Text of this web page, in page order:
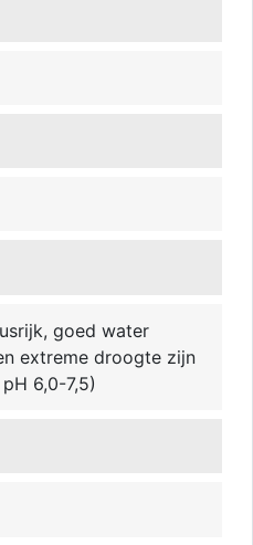
goed water
extreme droogte zijn
6,0-7,5)